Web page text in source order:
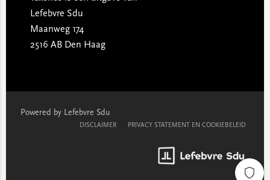
Lefebvre Sdu
Maanweg 174
2516 AB Den Haag
Powered by Lefebvre Sdu
DISCLAIMER PRIVACY STATEMENT EN COOKIEBELEID